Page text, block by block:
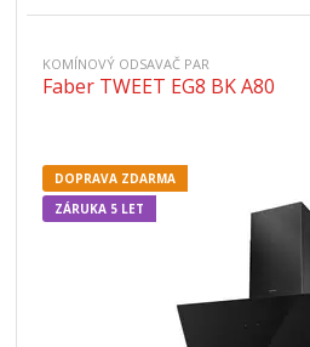
KOMÍNOVÝ ODSAVAČ PAR
Faber TWEET EG8 BK A80
DOPRAVA ZDARMA
ZÁRUKA 5 LET